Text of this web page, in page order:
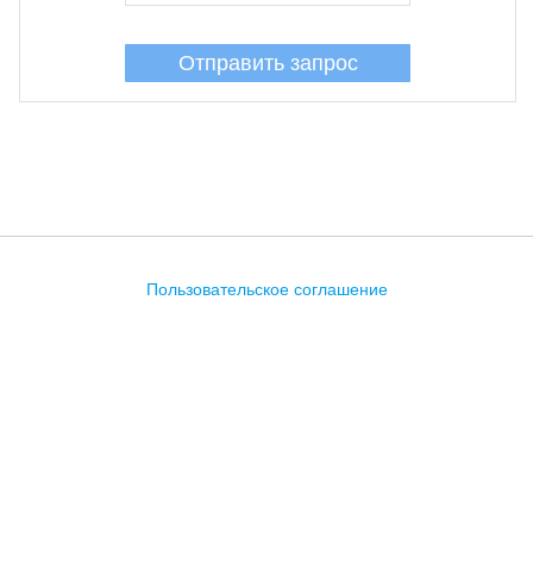
Пользовательское соглашение